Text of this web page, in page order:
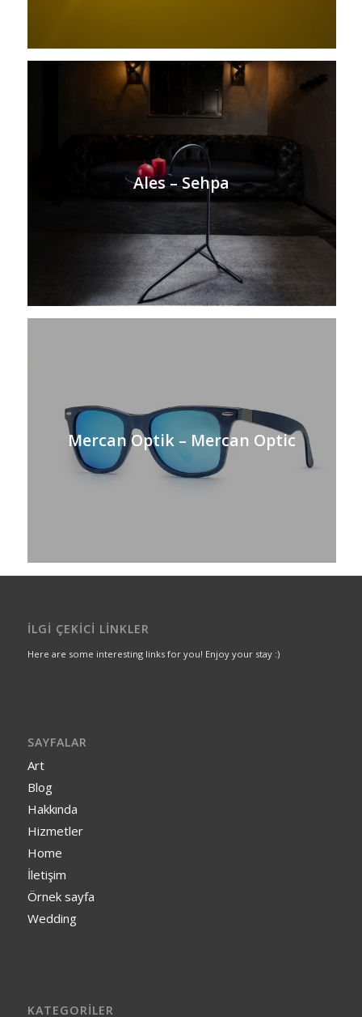
Ales – Sehpa
Mercan Optik – Mercan Optic
İLGI ÇEKICI LINKLER
Here are some interesting links for you! Enjoy your stay :)
SAYFALAR
Art
Blog
Hakkında
Hizmetler
Home
İletişim
Örnek sayfa
Wedding
KATEGORILER